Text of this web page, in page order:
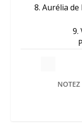
8. Aurélia
9.
NOTEZ